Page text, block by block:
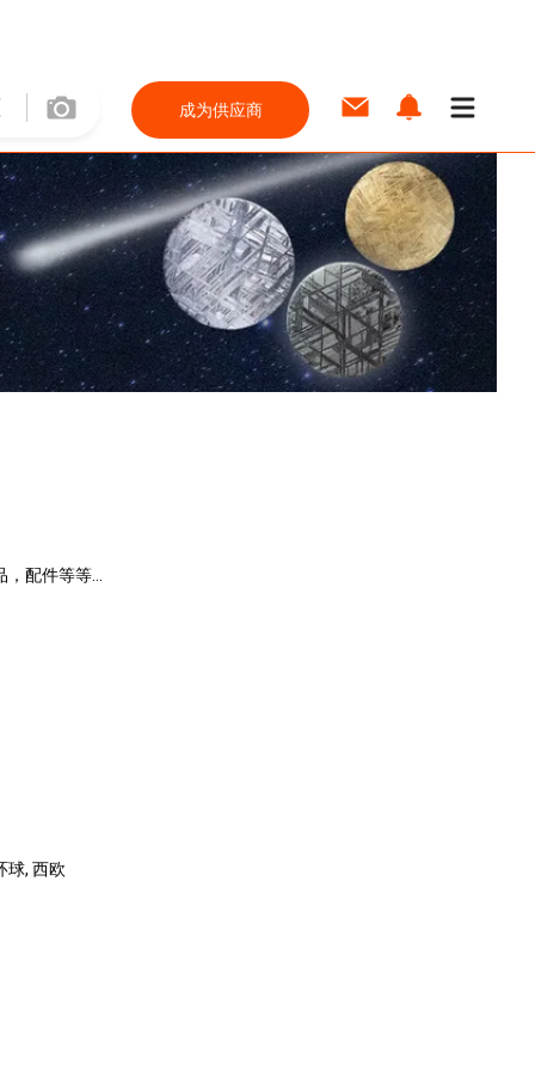
成为供应商
配件等等...
球, 西欧